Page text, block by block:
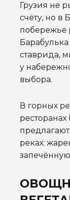
Грузия не
счёту, но в
побережье
ставрида,
у
выбора.
В горных
ресторанах
реках: